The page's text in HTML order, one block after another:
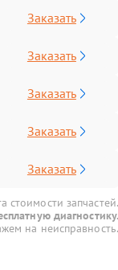
Заказать
Заказать
Заказать
Заказать
Заказать
стоимости запчастей.
диагностику.
на неисправность.